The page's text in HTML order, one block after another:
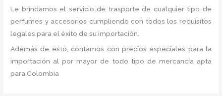
Le brindamos el servicio de trasporte de cualquier tipo de
perfumes y accesorios cumpliendo con todos los requisitos
legales para el éxito de su importación.
Además de esto, contamos con precios especiales para la
importación al por mayor de todo tipo de mercancía apta
para Colombia